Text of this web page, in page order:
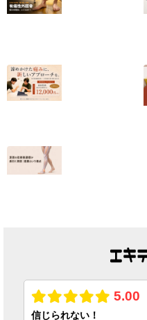
【有痛性外脛骨】
小6から続いた足
の内側の痛みが和
らいだ20代女性
【終了しました】
院名変更記念・初
回施術キャンペー